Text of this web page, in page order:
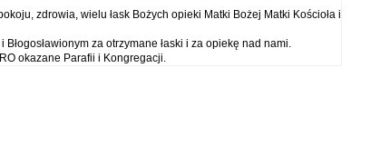
zdrowia, wielu łask Bożych opieki Matki Bożej Matki Kościoła i
za otrzymane łaski i za opiekę nad nami.
okazane Parafii i Kongregacji.